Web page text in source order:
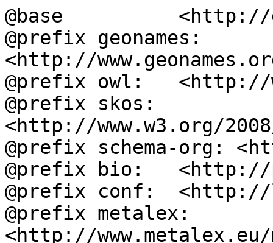
@base          <http://
@prefix geonames:
<http://
@prefix owl:   <http://
@prefix skos:
<http://www.w3.org/
@prefix schema-org:
@prefix bio:
@prefix conf:  <http://
@prefix metalex:
<http://